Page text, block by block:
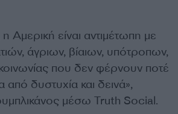
Αμερική είναι αντιμέτωπη με
άγριων, βίαιων, υπότροπων,
που δεν φέρνουν ποτέ
από δυστυχία και δεινά»,
μέσω Truth Social.